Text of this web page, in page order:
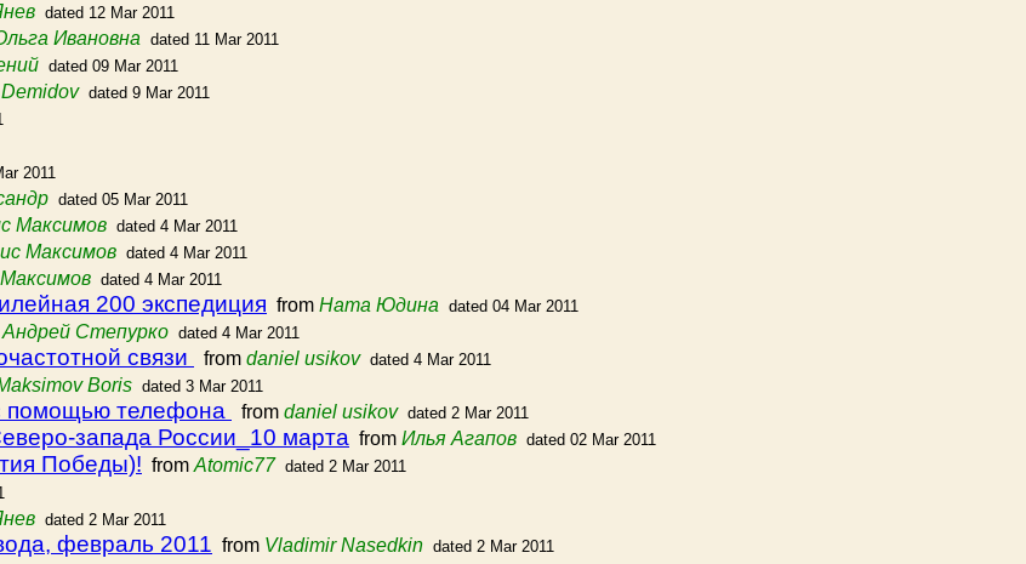
dated 12 Mar 2011
Ивановна dated 11 Mar 2011
dated 09 Mar 2011
dated 9 Mar 2011
2011
dated 05 Mar 2011
Максимов dated 4 Mar 2011
Максимов dated 4 Mar 2011
dated 4 Mar 2011
200 экспедиция from Ната Юдина dated 04 Mar 2011
Андрей Степурко dated 4 Mar 2011
связи from daniel usikov dated 4 Mar 2011
Boris dated 3 Mar 2011
помощью телефона from daniel usikov dated 2 Mar 2011
запада России_10 марта from Илья Агапов dated 02 Mar 2011
Победы)! from Atomic77 dated 2 Mar 2011
dated 2 Mar 2011
февраль 2011 from Vladimir Nasedkin dated 2 Mar 2011